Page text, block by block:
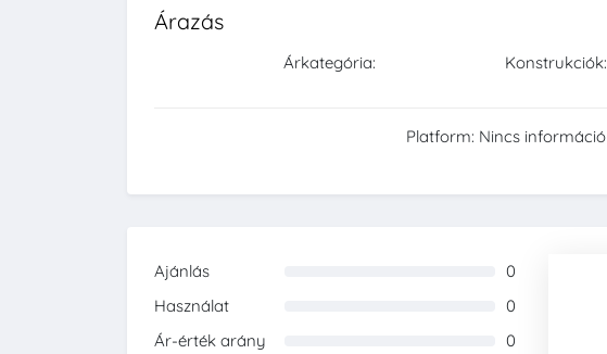
Árazás
Árkategória: Konstrukciók:
Platform: Nincs információ
Ajánlás
0
Használat
0
Ár-érték arány
0